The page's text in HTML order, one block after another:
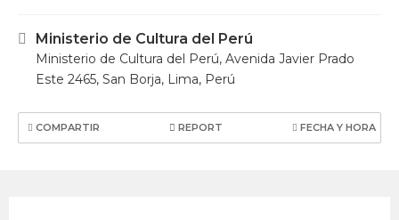
Ministerio de Cultura del Perú
Ministerio de Cultura del Perú, Avenida Javier Prado
Este 2465, San Borja, Lima, Perú
COMPARTIR REPORT FECHA Y HORA